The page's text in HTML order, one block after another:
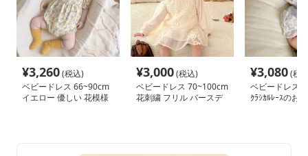
¥3,260(税込)
ベビードレス 66~90cm
イエロー 優しい 花模様
¥3,000(税込)
ベビードレス 70~100cm
花刺繍 フリル バースデ
¥3,080(税
ベビードレス ﾍ
ｸﾗｼｶﾙﾚｰｽのお